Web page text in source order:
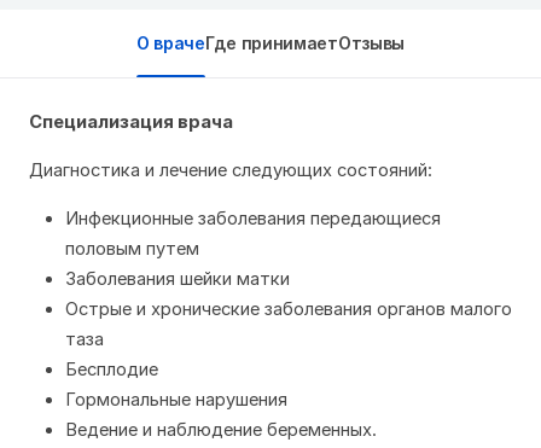
О врачеГде принимаетОтзывы
Специализация врача
Диагностика и лечение следующих состояний:
Инфекционные заболевания передающиеся
половым путем
Заболевания шейки матки
Острые и хронические заболевания органов малого
таза
Бесплодие
Гормональные нарушения
Ведение и наблюдение беременных.